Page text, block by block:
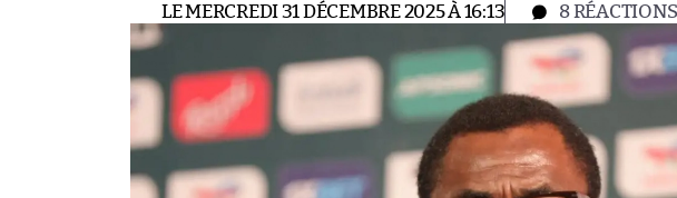
LE MERCREDI 31 DÉCEMBRE 2025 À 16:13 8RÉACTIONS